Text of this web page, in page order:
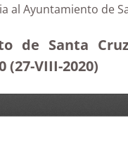
Ayuntamiento de
de Santa
VIII-2020)